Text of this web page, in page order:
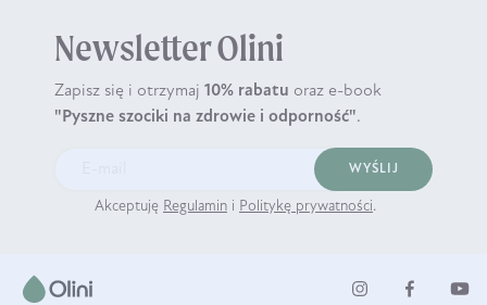
Newsletter Olini
Zapisz się i otrzymaj 10% rabatu oraz e-book
"Pyszne szociki na zdrowie i odporność".
WYŚLIJ
Akceptuję Regulamin i Politykę prywatności.